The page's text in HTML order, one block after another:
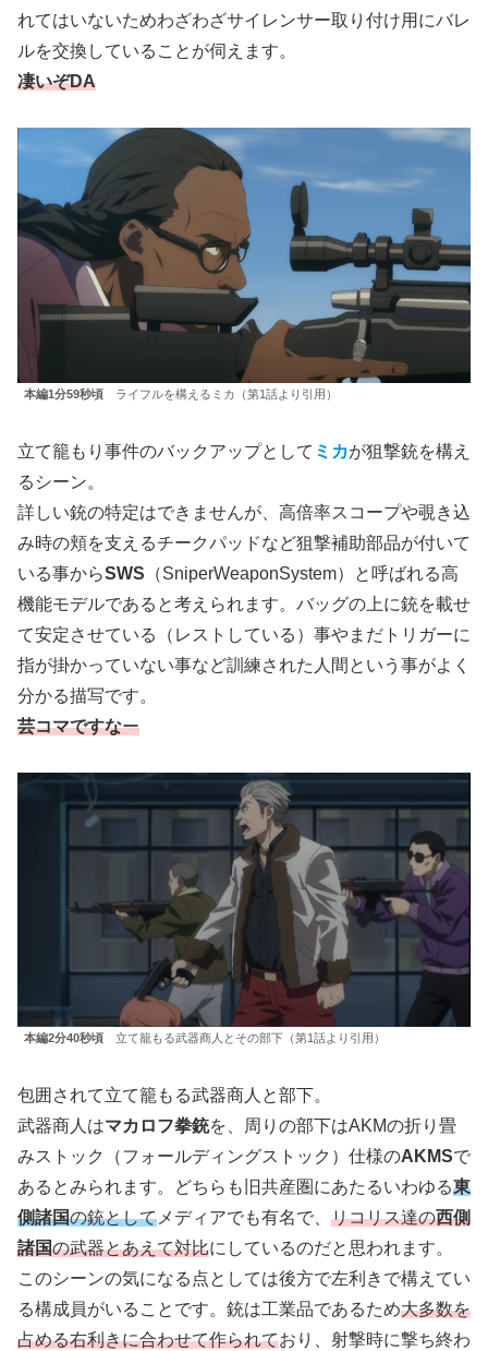
れてはいないためわざわざサイレンサー取り付け用にバレ
ルを交換していることが伺えます。
凄いぞDA
本編1分59秒頃 ライフルを構えるミカ（第1話より引用）
立て籠もり事件のバックアップとして ミカが狙撃銃を構え
るシーン。
詳しい銃の特定はできませんが、高倍率スコープや覗き込
み時の頬を支えるチークパッドなど狙撃補助部品が付いて
いる事からSWS （SniperWeaponSystem）と呼ばれる高
機能モデルであると考えられます。バッグの上に銃を載せ
て安定させている（レストしている）事やまだトリガーに
指が掛かっていない事など訓練された人間という事がよく
分かる描写です。
芸コマですなー
本編2分40秒頃 立て籠もる武器商人とその部下（第1話より引用）
包囲されて立て籠もる武器商人と部下。
武器商人はマカロフ拳銃を、周りの部下はAKMの折り畳
みストック（フォールディングストック）仕様のAKMSで
あるとみられます。どちらも旧共産圏にあたるいわゆる東
側諸国の銃として メディアでも有名で、 リコリス達の西側
諸国の武器とあえて対比にしているのだと思われます。
このシーンの気になる点としては後方で左利きで構えてい
る構成員がいることです。銃は工業品であるため大多数を
占める右利きに合わせて作られており、射撃時に撃ち終わ